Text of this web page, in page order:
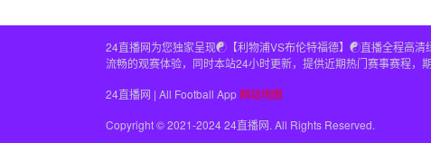
24直播网为您独家呈现☯️【利物浦VS布伦特福德】☯️直播全程高清
流畅的观赛体验，同时本站24小时更新，提供近期热门赛事赛程，
24直播网 | All Football App 网站地图
Copyright © 2021-2024 24直播网. All Rights Reserved.